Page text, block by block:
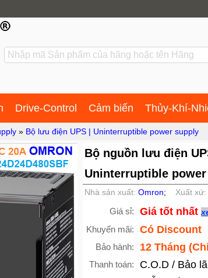
Drive-Control Cảm biến Thủy-Khí-
» Bộ lưu điện UPS | Uninterruptible power supply
Bộ nguồn lưu điện
Uninterruptible power
Nhà sản xuất: Omron; Xuất xứ:
Giá sỉ: Giá tốt nhất
Khuyến mãi: Có Discount
Bảo hành: 12 Tháng
Thanh toán: C.O.D / Bảo